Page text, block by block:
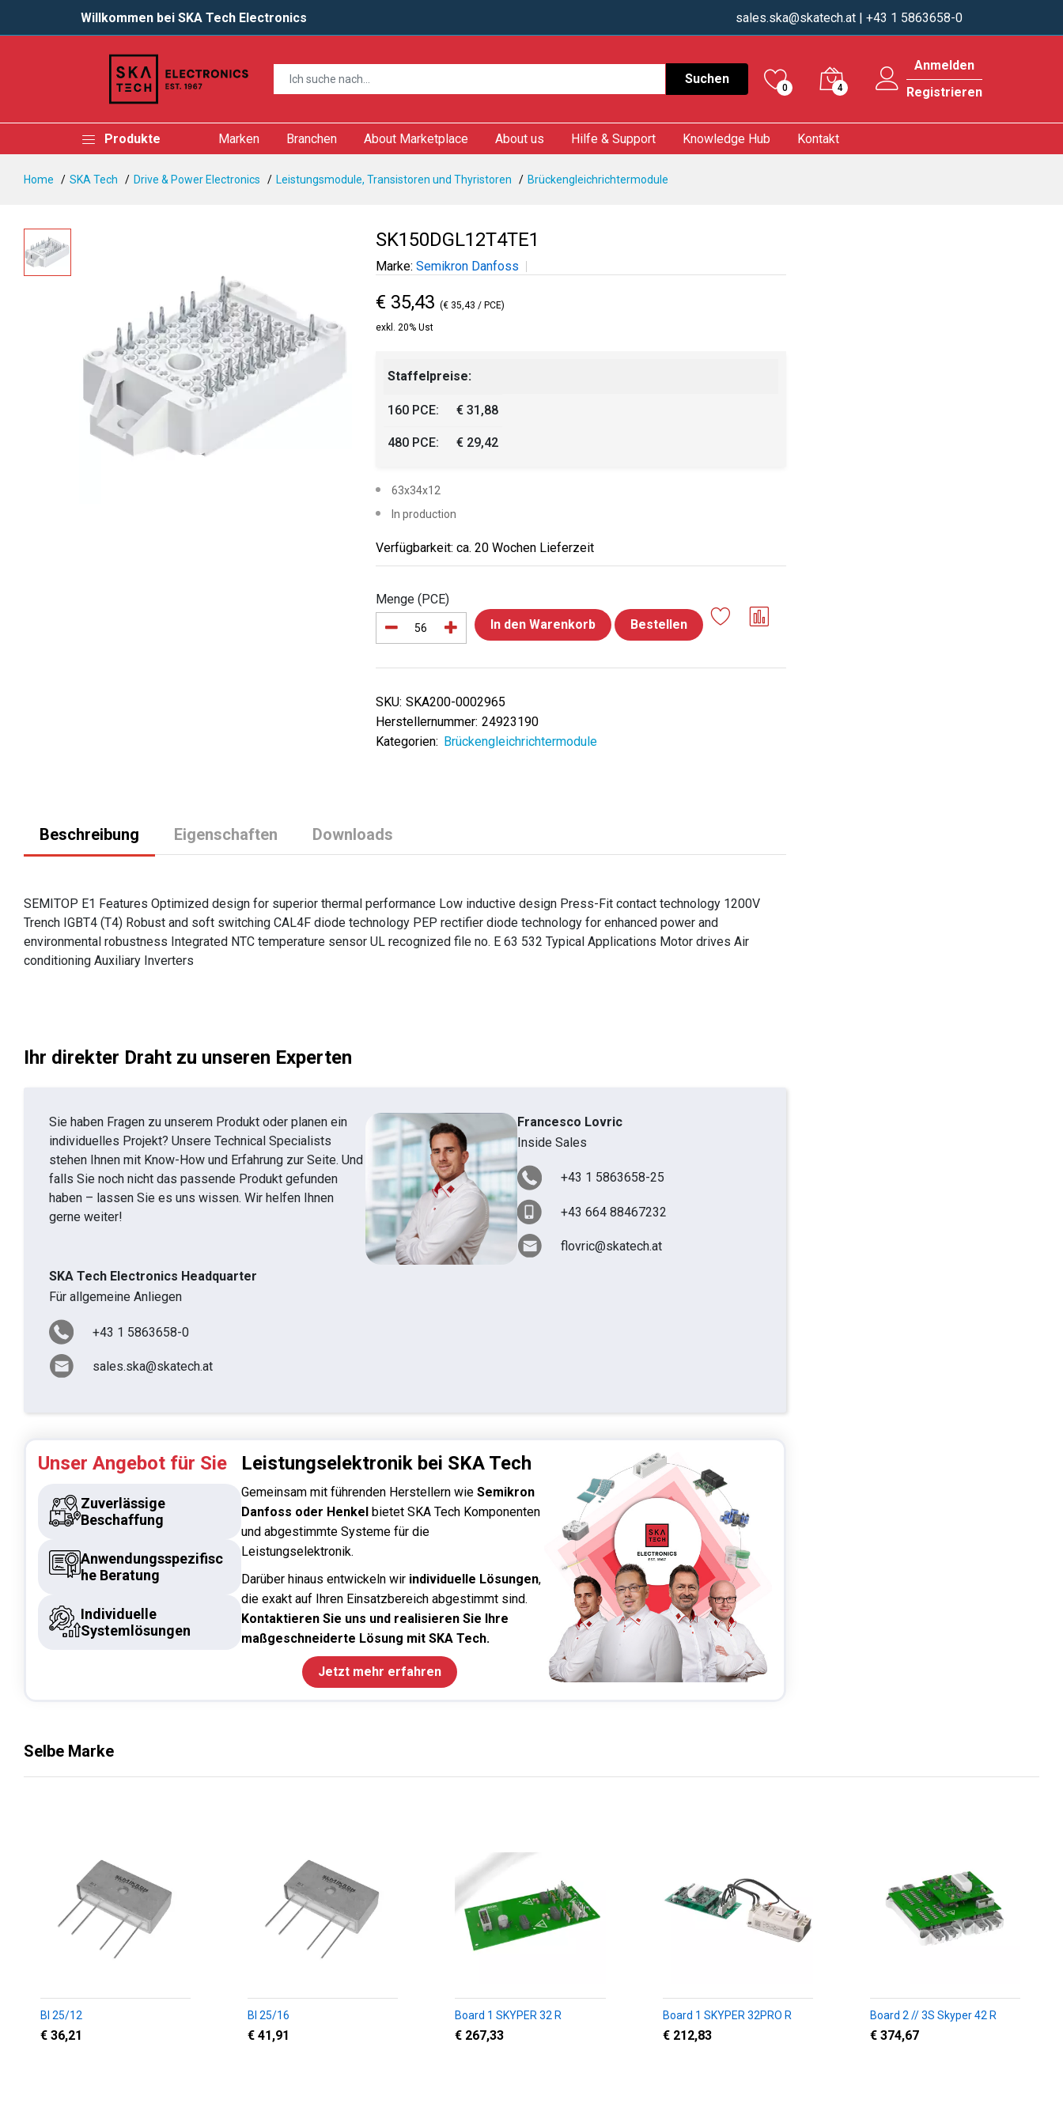
Willkommen bei SKA Tech Electronics sales.ska@skatech.at | +43 1 5863658-0
Suchen
0 4
Anmelden
Registrieren
Produkte Marken Branchen About Marketplace About us Hilfe & Support Knowledge Hub Kontakt
Home SKA Tech Drive & Power Electronics Leistungsmodule, Transistoren und Thyristoren Brückengleichrichtermodule
SK150DGL12T4TE1
Marke: Semikron Danfoss
€ 35,43 (€ 35,43 / PCE)
exkl. 20% Ust
Staffelpreise:
160 PCE: € 31,88
480 PCE: € 29,42
63x34x12
In production
Verfügbarkeit: ca. 20 Wochen Lieferzeit
Menge (PCE)
In den Warenkorb
Bestellen
SKU: SKA200-0002965
Herstellernummer: 24923190
Kategorien: Brückengleichrichtermodule
Beschreibung Eigenschaften Downloads
SEMITOP E1 Features Optimized design for superior thermal performance Low inductive design Press-Fit contact technology 1200V
Trench IGBT4 (T4) Robust and soft switching CAL4F diode technology PEP rectifier diode technology for enhanced power and
environmental robustness Integrated NTC temperature sensor UL recognized file no. E 63 532 Typical Applications Motor drives Air
conditioning Auxiliary Inverters
Ihr direkter Draht zu unseren Experten
Sie haben Fragen zu unserem Produkt oder planen ein
individuelles Projekt? Unsere Technical Specialists
stehen Ihnen mit Know-How und Erfahrung zur Seite. Und
falls Sie noch nicht das passende Produkt gefunden
haben – lassen Sie es uns wissen. Wir helfen Ihnen
gerne weiter!
Francesco Lovric
Inside Sales
+43 1 5863658-25
+43 664 88467232
flovric@skatech.at
SKA Tech Electronics Headquarter
Für allgemeine Anliegen
+43 1 5863658-0
sales.ska@skatech.at
Unser Angebot für Sie
Zuverlässige
Beschaffung
Anwendungsspezifisc
he Beratung
Individuelle
Systemlösungen
Leistungselektronik bei SKA Tech
Gemeinsam mit führenden Herstellern wieSemikron
Danfoss oder Henkel bietet SKA Tech Komponenten
und abgestimmte Systeme für die
Leistungselektronik.
Darüber hinaus entwickeln wir individuelle Lösungen,
die exakt auf Ihren Einsatzbereich abgestimmt sind.
Kontaktieren Sie uns und realisieren Sie Ihre
maßgeschneiderte Lösung mit SKA Tech.
Jetzt mehr erfahren
Selbe Marke
BI 25/12
€ 36,21
BI 25/16
€ 41,91
Board 1 SKYPER 32 R
€ 267,33
Board 1 SKYPER 32PRO R
€ 212,83
Board 2 // 3S Skyper 42 R
€ 374,67